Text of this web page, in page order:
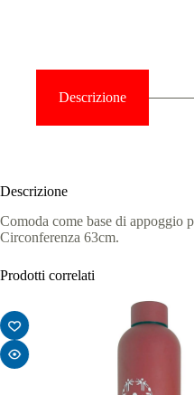
Descrizione
Descrizione
Comoda come base di appoggio
Circonferenza 63cm.
Prodotti correlati